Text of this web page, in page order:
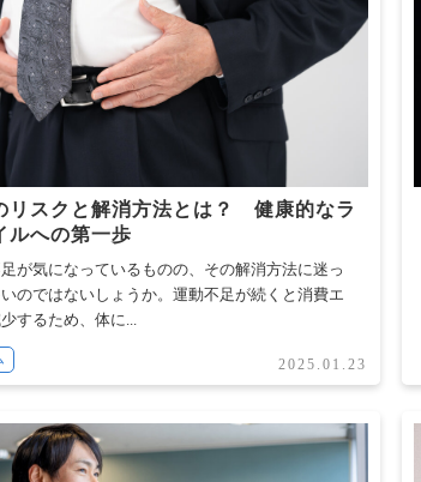
リスクと解消方法とは？ 健康的なラ
ルへの第一歩
が気になっているものの、その解消方法に迷っ
のではないしょうか。運動不足が続くと消費エ
するため、体に...
2025.01.23